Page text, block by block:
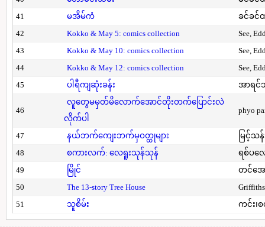
41
မအိမ်ကံ
ခင်ခင်
42
Kokko & May 5: comics collection
See,
43
Kokko & May 10: comics collection
See,
44
Kokko & May 12: comics collection
See,
45
ပါရီကျဆုံးခန်း အာရင်
46
လူတွေမမှတ်မိလောက်အောင်တိုးတက်ပြောင်းလဲ
လိုက်ပါ
phyo
47 နယ်ဘက်ကျေးဘက်မှဝတ္ထုများ
မြင့်သန်
48
စကားလက်: လေရူးသုန်သုန်
ရစ်ပလ
49
မြိုင်
တင်အေ
50
The 13-story Tree House
51
သူစိမ်း ကင်း၊